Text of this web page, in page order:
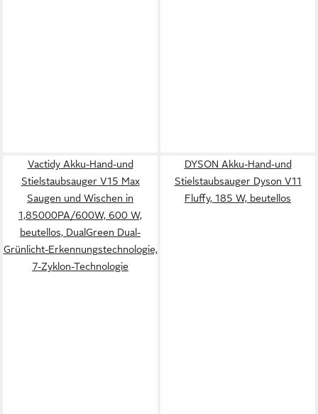
Vactidy Akku-Hand-und
Stielstaubsauger V15 Max
Saugen und Wischen in
1,85000PA/600W, 600 W,
beutellos, DualGreen Dual-
Grünlicht-Erkennungstechnologie,
7-Zyklon-Technologie
DYSON Akku-Hand-und
Stielstaubsauger Dyson V11
Fluffy, 185 W, beutellos